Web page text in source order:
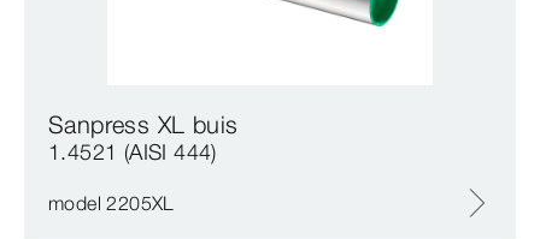
Sanpress XL buis
1.4521 (AISI 444)
model 2205XL